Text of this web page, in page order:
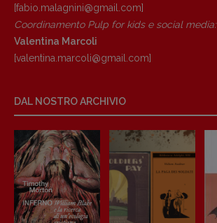
[fabio.malagnini@gmail. com]
Coordinamento Pulp for kids e social media:
Valentina Marcoli
[valentina.marcoli@gmail. com]
DAL NOSTRO ARCHIVIO